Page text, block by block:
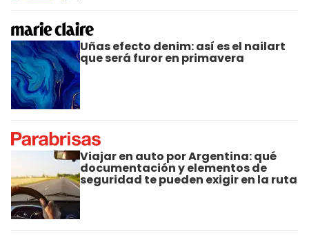
Uñas efecto denim: así es el nailart
que será furor en primavera
Viajar en auto por Argentina: qué
documentación y elementos de
seguridad te pueden exigir en la ruta